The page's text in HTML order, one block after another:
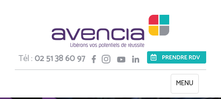
Tél :02 51 38 60 97
Toggle
navigation
MENU